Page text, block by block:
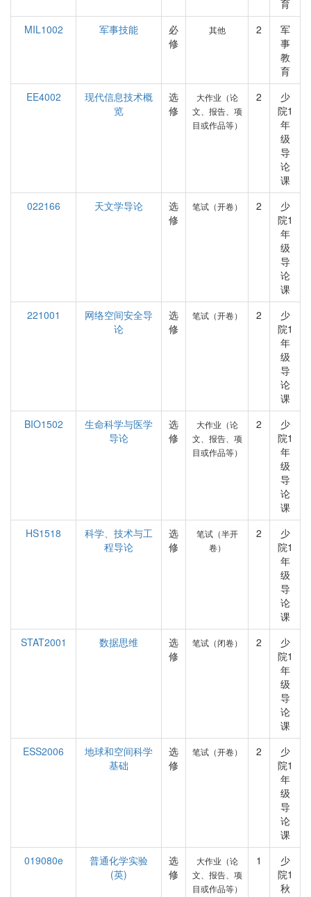
育
MIL1002
军事技能
必
修
其他 2
军
事
教
育
EE4002
现代信息技术概
览
选
修
大作业（论
文、报告、项
目或作品等）
2
少
院1
年
级
导
论
课
022166
天文学导论
选
修
笔试（开卷） 2
少
院1
年
级
导
论
课
221001
网络空间安全导
论
选
修
笔试（开卷） 2
少
院1
年
级
导
论
课
BIO1502
生命科学与医学
导论
选
修
大作业（论
文、报告、项
目或作品等）
2
少
院1
年
级
导
论
课
HS1518
科学、技术与工
程导论
选
修
笔试（半开
卷）
2
少
院1
年
级
导
论
课
STAT2001
数据思维
选
修
笔试（闭卷） 2
少
院1
年
级
导
论
课
ESS2006
地球和空间科学
基础
选
修
笔试（开卷） 2
少
院1
年
级
导
论
课
019080e
普通化学实验
(英)
选
修
大作业（论
文、报告、项
目或作品等）
1
少
院1
秋